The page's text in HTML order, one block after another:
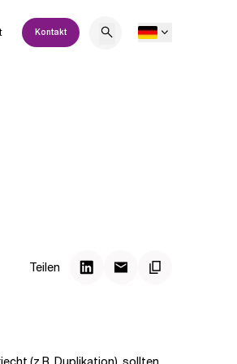
Kontakt
Teilen